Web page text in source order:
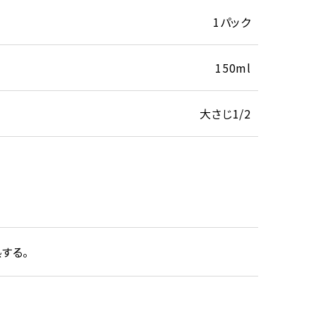
1パック
150ml
大さじ1/2
る。